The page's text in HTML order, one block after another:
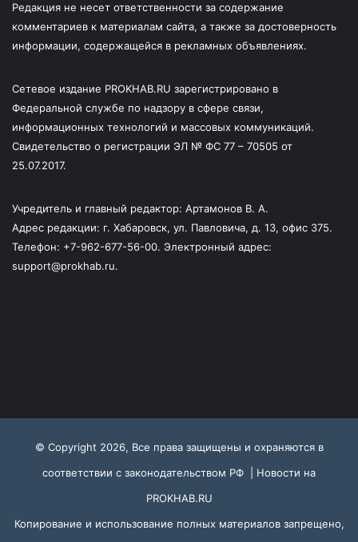
Редакция не несет ответственности за содержание
комментариев к материалам сайта, а также за достоверность
информации, содержащейся в рекламных объявлениях.
Сетевое издание PROKHAB.RU зарегистрировано в
Федеральной службе по надзору в сфере связи,
информационных технологий и массовых коммуникаций.
Свидетельство о регистрации ЭЛ № ФС 77 – 70505 от
25.07.2017.
Учредитель и главный редактор: Артамонов В. А.
Адрес редакции: г. Хабаровск, ул. Павловича, д. 13, офис 375.
Телефон: +7-962-677-56-00. Электронный адрес:
support@prokhab.ru.
© Copyright 2026, Все права защищены и охраняются в
соответствии с законодательством РФ | Новости на
PROKHAB.RU
Копирование и использование полных материалов запрещено,